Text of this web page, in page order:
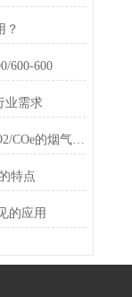
？
600-600
业需求
AMS Analysen用于O2和O2/COe的烟气测量、探头和变送器
特点
的应用